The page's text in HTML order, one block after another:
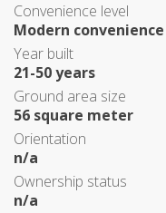
Convenience level
Modern convenience
Year built
21-50 years
Ground area size
56 square meter
Orientation
n/a
Ownership status
n/a